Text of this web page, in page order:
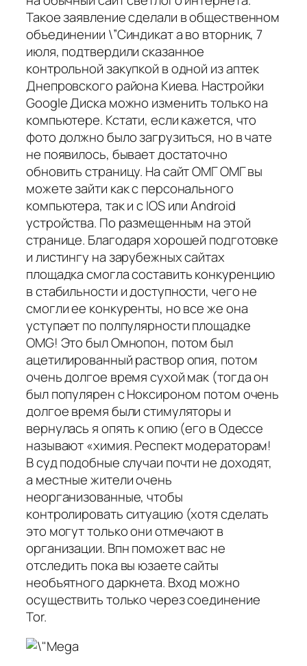
Такое заявление сделали в общественном
объединении \”Синдикат а во вторник, 7
июля, подтвердили сказанное
контрольной закупкой в одной из аптек
Днепровского района Киева. Настройки
Google Диска можно изменить только на
компьютере. Кстати, если кажется, что
фото должно было загрузиться, но в чате
не появилось, бывает достаточно
обновить страницу. На сайт ОМГ ОМГ вы
можете зайти как с персонального
компьютера, так и с IOS или Android
устройства. По размещенным на этой
странице. Благодаря хорошей подготовке
и листингу на зарубежных сайтах
площадка смогла составить конкуренцию
в стабильности и доступности, чего не
смогли ее конкуренты, но все же она
уступает по полпулярности площадке
OMG! Это был Омнопон, потом был
ацетилированный раствор опия, потом
очень долгое время сухой мак (тогда он
был популярен с Ноксироном потом очень
долгое время были стимуляторы и
вернулась я опять к опию (его в Одессе
называют «химия. Респект модераторам!
В суд подобные случаи почти не доходят,
а местные жители очень
неорганизованные, чтобы
контролировать ситуацию (хотя сделать
это могут только они отмечают в
организации. Впн поможет вас не
отследить пока вы юзаете сайты
необъятного даркнета. Вход можно
осуществить только через соединение
Tor.